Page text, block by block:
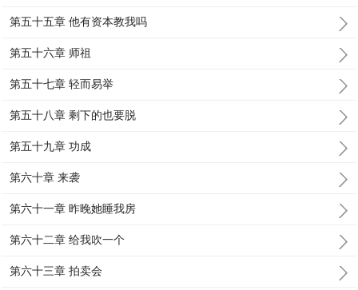
第五十五章 他有资本教我吗
第五十六章 师祖
第五十七章 轻而易举
第五十八章 剩下的也要脱
第五十九章 功成
第六十章 来袭
第六十一章 昨晚她睡我房
第六十二章 给我吹一个
第六十三章 拍卖会